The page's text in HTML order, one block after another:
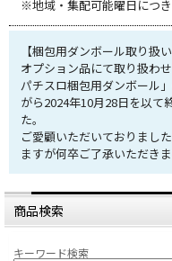
※地域・集配可能曜日につ
【梱包用ダンボール取り扱
オプション品にて取り扱わ
パチスロ梱包用ダンボール
がら2024年10月28日を以て
た。
ご愛顧いただいておりまし
ますが何卒ご了承いただき
商品検索
キーワード検索